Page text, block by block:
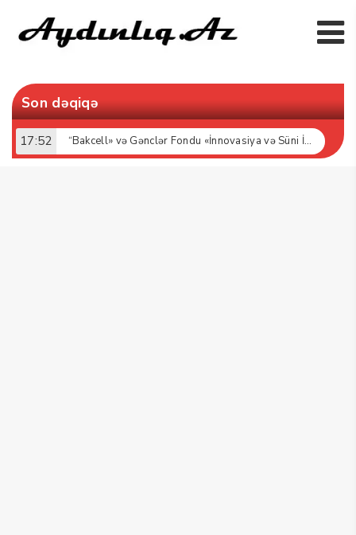
Son dəqiqə
17:52 “Bakcell» və Gənclər Fondu «İnnovasiya və Süni İntellekt» üzrə təqaüd proqramının qalibləri ilə görüş keçirib